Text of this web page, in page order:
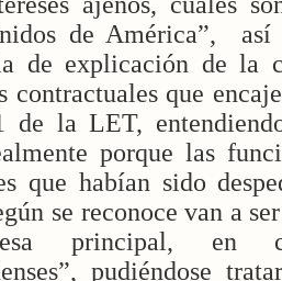
de América”,
así
de explicación de la
contractuales que
de la LET,
porque las
que habían sido
se reconoce van a
principal, en
pudiéndose